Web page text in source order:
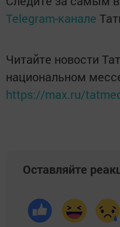
Telegram-канале
Читайте новости
национальном
https://max.ru/
Оставляйте